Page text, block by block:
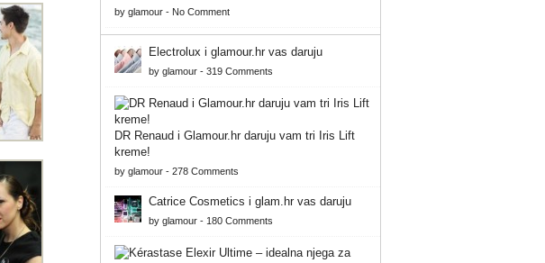
by glamour - No Comment
Electrolux i glamour.hr vas daruju
by glamour - 319 Comments
DR Renaud i Glamour.hr daruju vam tri Iris Lift
kreme!
by glamour - 278 Comments
Catrice Cosmetics i glam.hr vas daruju
by glamour - 180 Comments